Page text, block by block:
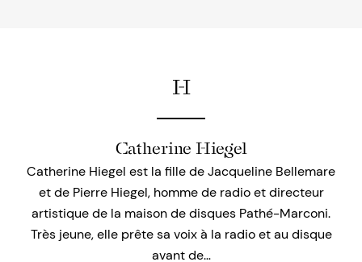
H
Catherine Hiegel
Catherine Hiegel est la fille de Jacqueline Bellemare
et de Pierre Hiegel, homme de radio et directeur
artistique de la maison de disques Pathé-Marconi.
Très jeune, elle prête sa voix à la radio et au disque
avant de…